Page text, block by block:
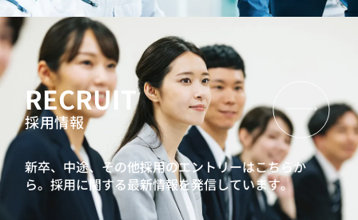
RECRUIT
採用情報
新卒、中途、その他採用のエントリーはこちらか
ら。採用に関する最新情報を発信しています。